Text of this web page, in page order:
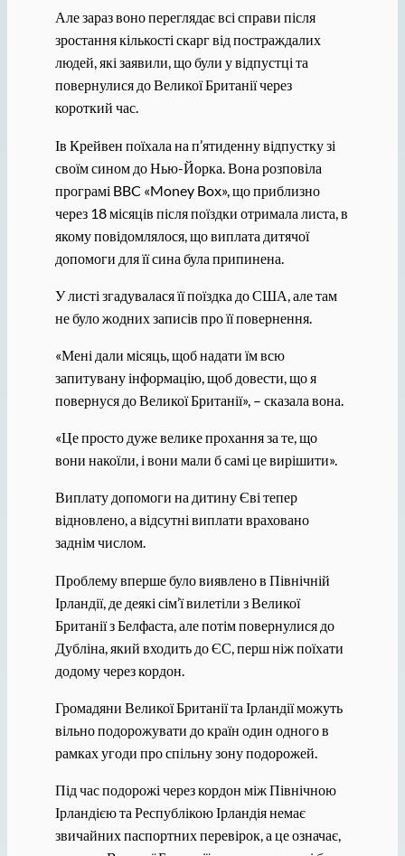
Але зараз воно переглядає всі справи після
зростання кількості скарг від постраждалих
людей, які заявили, що були у відпустці та
повернулися до Великої Британії через
короткий час.
Ів Крейвен поїхала на п’ятиденну відпустку зі
своїм сином до Нью-Йорка. Вона розповіла
програмі BBC «Money Box», що приблизно
через 18 місяців після поїздки отримала листа, в
якому повідомлялося, що виплата дитячої
допомоги для її сина була припинена.
У листі згадувалася її поїздка до США, але там
не було жодних записів про її повернення.
«Мені дали місяць, щоб надати їм всю
запитувану інформацію, щоб довести, що я
повернуся до Великої Британії», – сказала вона.
«Це просто дуже велике прохання за те, що
вони накоїли, і вони мали б самі це вирішити».
Виплату допомоги на дитину Єві тепер
відновлено, а відсутні виплати враховано
заднім числом.
Проблему вперше було виявлено в Північній
Ірландії, де деякі сім’ї вилетіли з Великої
Британії з Белфаста, але потім повернулися до
Дубліна, який входить до ЄС, перш ніж поїхати
додому через кордон.
Громадяни Великої Британії та Ірландії можуть
вільно подорожувати до країн один одного в
рамках угоди про спільну зону подорожей.
Під час подорожі через кордон між Північною
Ірландією та Республікою Ірландія немає
звичайних паспортних перевірок, а це означає,